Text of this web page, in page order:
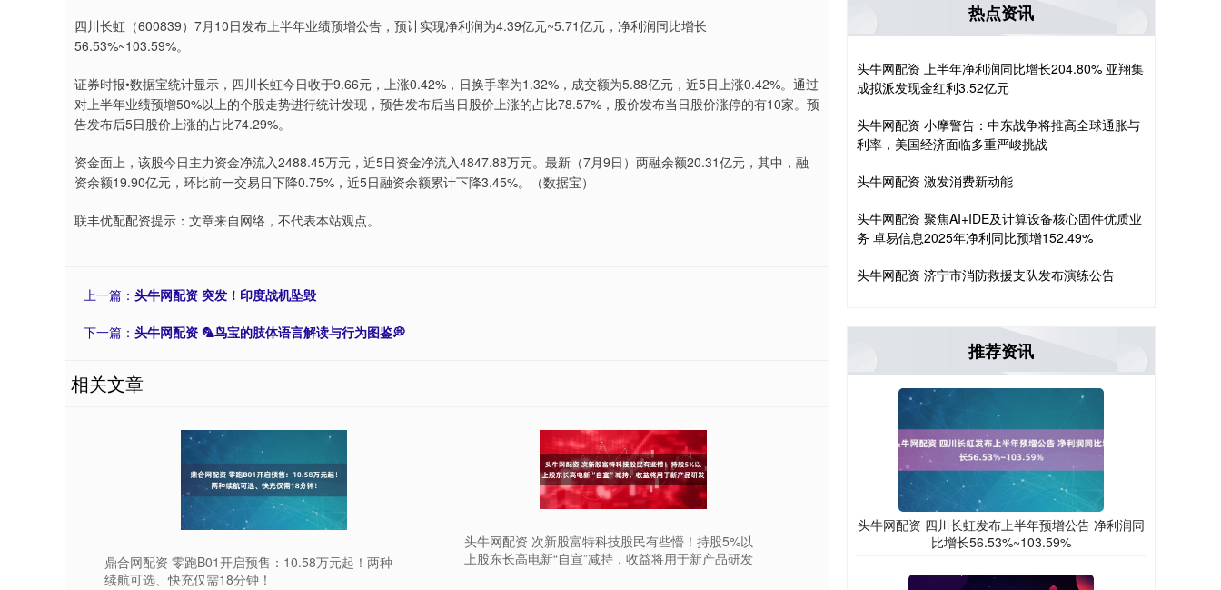
四川长虹（600839）7月10日发布上半年业绩预增公告，预计实现净利润为4.39亿元~5.71亿元，净利润同比增长
56.53%~103.59%。
证券时报•数据宝统计显示，四川长虹今日收于9.66元，上涨0.42%，日换手率为1.32%，成交额为5.88亿元，近5日上涨0.42%。通过
对上半年业绩预增50%以上的个股走势进行统计发现，预告发布后当日股价上涨的占比78.57%，股价发布当日股价涨停的有10家。预
告发布后5日股价上涨的占比74.29%。
资金面上，该股今日主力资金净流入2488.45万元，近5日资金净流入4847.88万元。最新（7月9日）两融余额20.31亿元，其中，融
资余额19.90亿元，环比前一交易日下降0.75%，近5日融资余额累计下降3.45%。（数据宝）
联丰优配配资提示：文章来自网络，不代表本站观点。
上一篇： 头牛网配资 突发！印度战机坠毁
下一篇： 头牛网配资 🦜鸟宝的肢体语言解读与行为图鉴💭
相关文章
鼎合网配资 零跑B01开启预售：10.58万元起！两种
续航可选、快充仅需18分钟！
头牛网配资 次新股富特科技股民有些懵！持股5%以
上股东长高电新“自宣”减持，收益将用于新产品研发
热点资讯
头牛网配资 上半年净利润同比增长204.80% 亚翔集
成拟派发现金红利3.52亿元
头牛网配资 小摩警告：中东战争将推高全球通胀与
利率，美国经济面临多重严峻挑战
头牛网配资 激发消费新动能
头牛网配资 聚焦AI+IDE及计算设备核心固件优质业
务 卓易信息2025年净利同比预增152.49%
头牛网配资 济宁市消防救援支队发布演练公告
推荐资讯
头牛网配资 四川长虹发布上半年预增公告 净利润同
比增长56.53%~103.59%